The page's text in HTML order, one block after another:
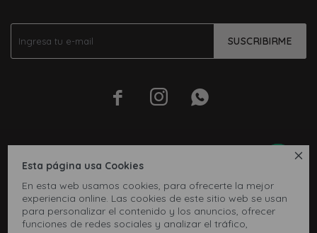

Esta página usa Cookies
En esta web usamos cookies, para ofrecerte la mejor
experiencia online. Las cookies de este sitio web se usan
para personalizar el contenido y los anuncios, ofrecer
funciones de redes sociales y analizar el tráfico,
SUSCRIBIRME
  